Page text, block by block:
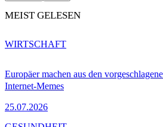
MEIST GELESEN
Europäer machen aus den
Internet-Memes
25.07.2026
WIRTSCHAFT